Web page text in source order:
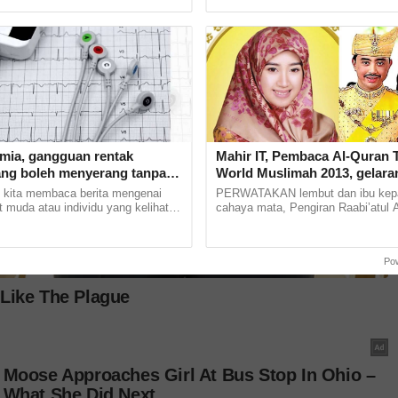
tertawan.
setiap kepingan dipotong kecil dan
bawang goreng yang rangup.
boleh mencecah lebih 200 keping pada
gangguan rentak
boleh menyerang tanpa
membaca berita mengenai
muda atau individu yang kelihatan
Mahir IT, Pembaca Al-Quran
World Muslimah 2013,
menantu Sultan Brunei,
Raabi’atul Adawiyyah ditarik
PERWATAKAN lembut dan ibu
cahaya mata, Pengiran Raabi’atul